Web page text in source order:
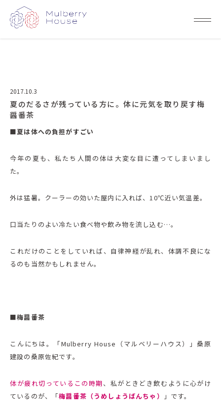
2017.10.3
夏のだるさが残っている方に。体に元気を取り戻す梅
醤番茶
■夏は体への負担がすごい
今年の夏も、私たち人間の体は大変な目に遭ってしまいまし
た。
外は猛暑。クーラーの効いた屋内に入れば、10℃近い気温差。
口当たりのよい冷たい食べ物や飲み物を流し込む…。
これだけのことをしていれば、自律神経が乱れ、体調不良にな
るのも当然かもしれません。
■梅醤番茶
こんにちは。「Mulberry House（マルベリーハウス）」桑原
建設の桑原佐紀です。
体が疲れ切っているこの時期、私がときどき飲むように心がけ
ているのが、「梅醤番茶（うめしょうばんちゃ） 」です。